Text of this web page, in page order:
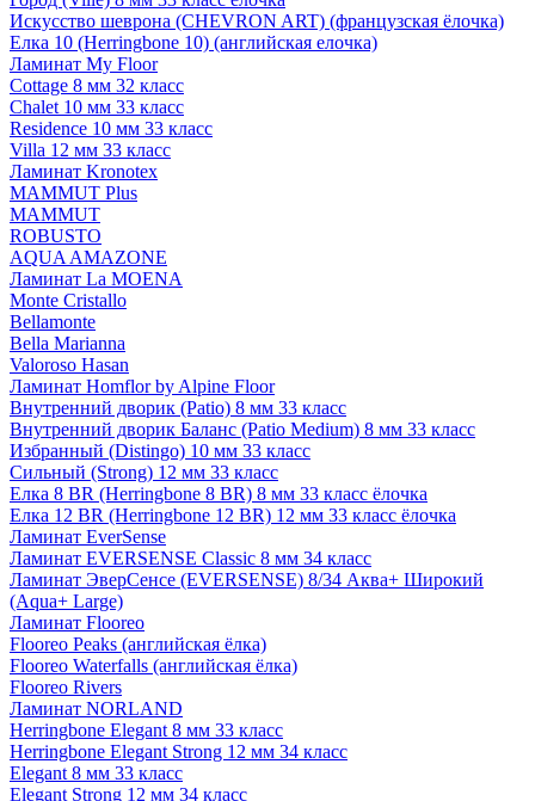
Искусство шеврона (CHEVRON ART) (французская ёлочка)
Елка 10 (Herringbone 10) (английская елочка)
Ламинат My Floor
Cottage 8 мм 32 класс
Chalet 10 мм 33 класс
Residence 10 мм 33 класс
Villa 12 мм 33 класс
Ламинат Kronotex
MAMMUT Plus
MAMMUT
ROBUSTO
AQUA AMAZONE
Ламинат La MOENA
Monte Cristallo
Bellamonte
Bella Marianna
Valoroso Hasan
Ламинат Homflor by Alpine Floor
Внутренний дворик (Patio) 8 мм 33 класс
Внутренний дворик Баланс (Patio Medium) 8 мм 33 класс
Избранный (Distingo) 10 мм 33 класс
Сильный (Strong) 12 мм 33 класс
Елка 8 BR (Herringbone 8 BR) 8 мм 33 класс ёлочка
Елка 12 BR (Herringbone 12 BR) 12 мм 33 класс ёлочка
Ламинат EverSense
Ламинат EVERSENSE Classic 8 мм 34 класс
Ламинат ЭверСенсе (EVERSENSE) 8/34 Аква+ Широкий
(Aqua+ Large)
Ламинат Flooreo
Flooreo Peaks (английская ёлка)
Flooreo Waterfalls (английская ёлка)
Flooreo Rivers
Ламинат NORLAND
Herringbone Elegant 8 мм 33 класс
Herringbone Elegant Strong 12 мм 34 класс
Elegant 8 мм 33 класс
Elegant Strong 12 мм 34 класс